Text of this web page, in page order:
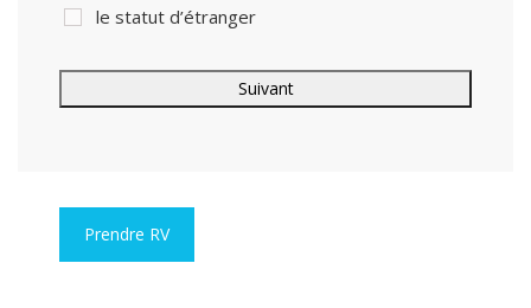
le statut d’étranger
Prendre RV